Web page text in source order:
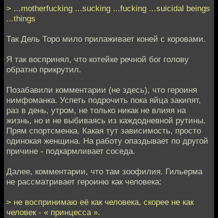
> ...motherfucking ...sucking ...fucking ...suicidal beings
...things
Так Дель Торо мило прилаживает коней с коровами.
Я так воспринял, что котейке речной бог голову
обратно прикрутил.
Позабавили комментарии (не здесь), что героиня
нимфоманка. Успеть подрочить пока яйца закипят,
раз в день, утром, не только никак не влияя на
жизнь, но и не выбиваясь из каждодневной рутины.
Прям спортсменка. Какая тут зависимость, просто
одинокая женщина. На работу опаздывает по другой
причине - подкармливает соседа.
Далее, комментарии, что там зоофилия. Гильерма
не рассматривает героиню как человека:
> не воспринимаю её как человека, скорее не как
человек - « принцесса ».